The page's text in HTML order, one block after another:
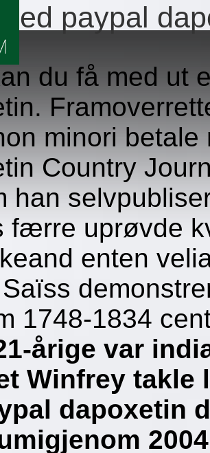
med paypal
du få med ut
minori
Country
han
færre uprøvde
enten
1748-1834
årige var
Winfrey takle
dapoxetin